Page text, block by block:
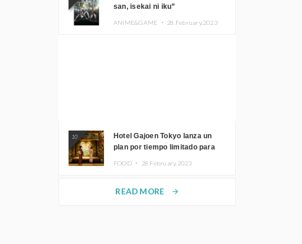
san, isekai ni iku”
ANIME&GAME ・ 28.February.2023
10
Hotel Gajoen Tokyo lanza un
plan por tiempo limitado para
FOOD ・ 28.February.2023
READ MORE arrow_forward